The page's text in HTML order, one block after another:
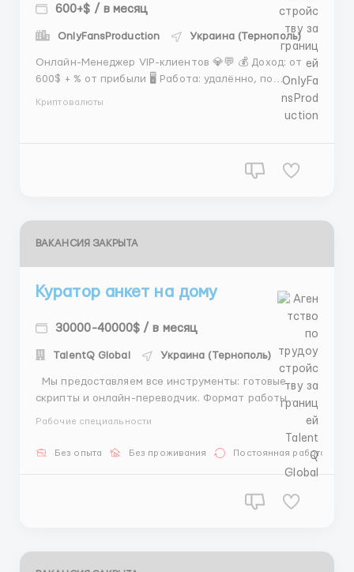
600+$ / в месяц
OnlyFansProduction Украина (Тернополь)
Онлайн-Менеджер VIP-клиентов 💎💬 💰 Доход: от
600$ + % от прибыли 🖥 Работа: удалённо, по
Криптовалюты
ВАКАНСИЯ ЗАКРЫТА
Куратор анкет на дому
30000-40000$ / в месяц
TalentQ Global Украина (Тернополь)
скрипты и онлайн-переводчик. Формат работы
Обучение и сопровождение: Помощь на всех этапах,
даже если у вас нет опыта. Удаленный формат:
Рабочие специальности
Без опыта Без проживания Постоянная работа